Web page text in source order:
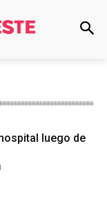
luego de